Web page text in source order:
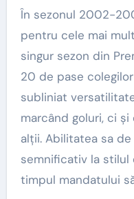
În sezonul 2002-
pentru cele mai
singur sezon din
20 de pase
subliniat
marcând goluri, ci
alții. Abilitatea sa
semnificativ la stilul
timpul mandatului